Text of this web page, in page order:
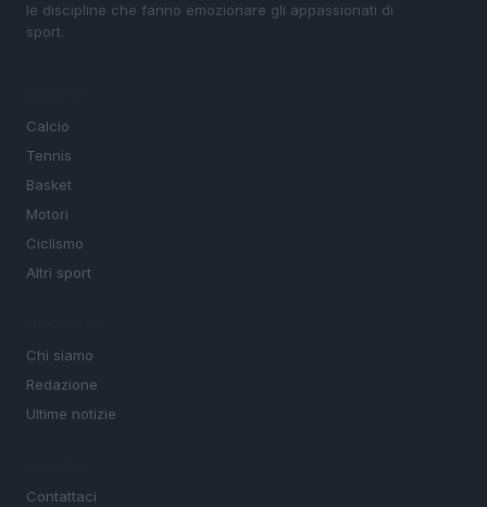
le discipline che fanno emozionare gli appassionati di
sport.
Calcio
Tennis
Basket
Motori
Ciclismo
Altri sport
Chi siamo
Redazione
Ultime notizie
Contattaci